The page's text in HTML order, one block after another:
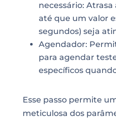
necessário:
até que um valor
segundos) seja
Agendador:
para agendar
específicos
Esse passo permite
meticulosa dos